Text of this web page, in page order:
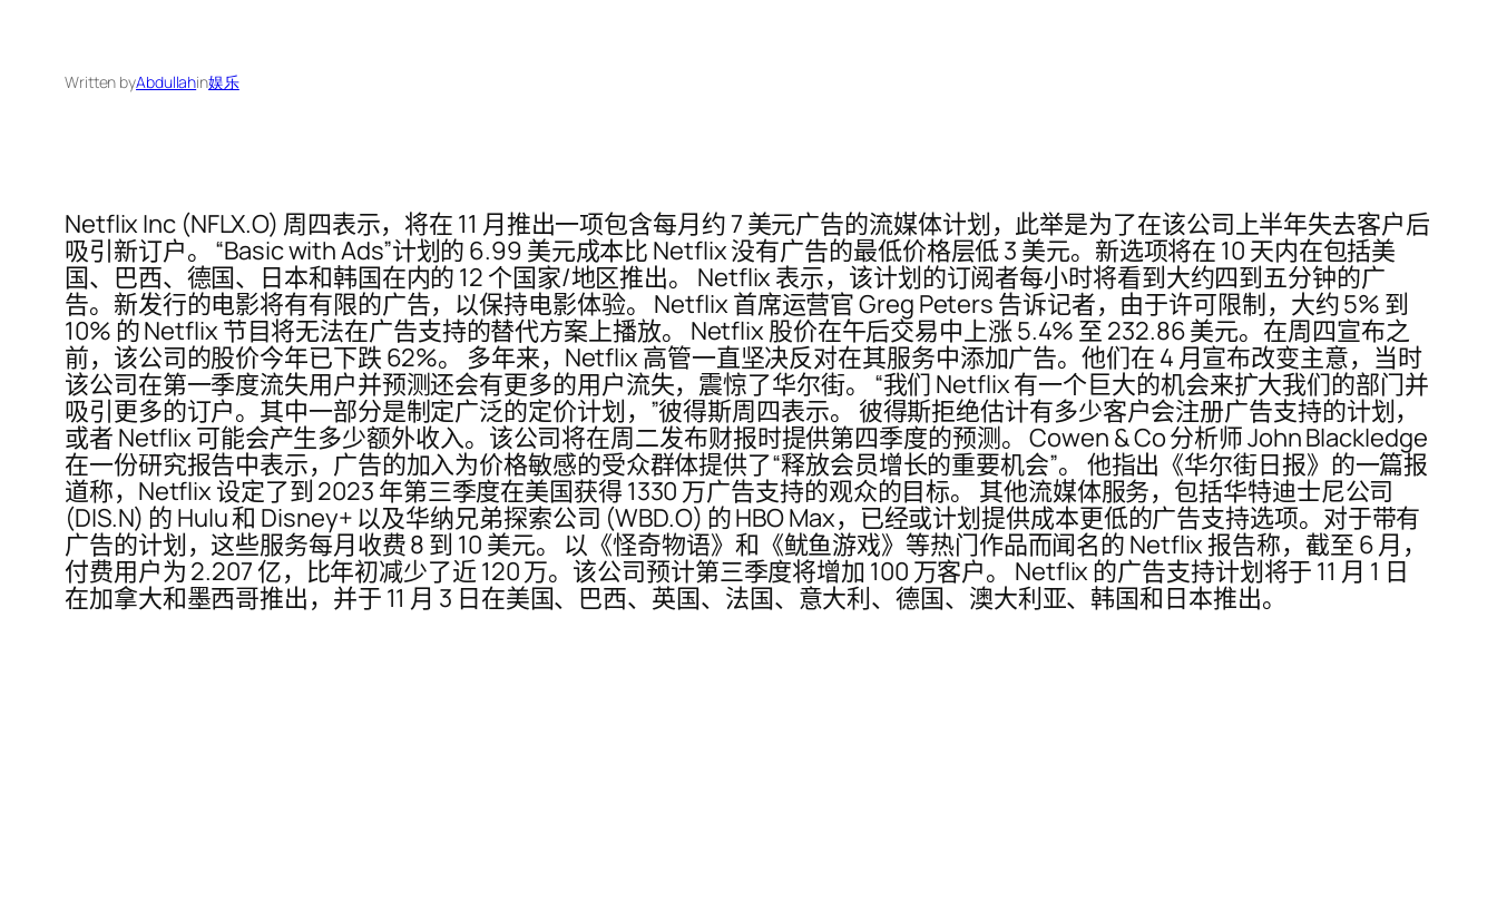
Written byAbdullahin娱乐
Netflix Inc (NFLX.O) 周四表示，将在 11 月推出一项包含每月约 7 美元广告的流媒体计划，此举是为了在该公司上半年失去客户后
吸引新订户。 “Basic with Ads”计划的 6.99 美元成本比 Netflix 没有广告的最低价格层低 3 美元。新选项将在 10 天内在包括美
国、巴西、德国、日本和韩国在内的 12 个国家/地区推出。 Netflix 表示，该计划的订阅者每小时将看到大约四到五分钟的广
告。新发行的电影将有有限的广告，以保持电影体验。 Netflix 首席运营官 Greg Peters 告诉记者，由于许可限制，大约 5% 到
10% 的 Netflix 节目将无法在广告支持的替代方案上播放。 Netflix 股价在午后交易中上涨 5.4% 至 232.86 美元。在周四宣布之
前，该公司的股价今年已下跌 62%。 多年来，Netflix 高管一直坚决反对在其服务中添加广告。他们在 4 月宣布改变主意，当时
该公司在第一季度流失用户并预测还会有更多的用户流失，震惊了华尔街。 “我们 Netflix 有一个巨大的机会来扩大我们的部门并
吸引更多的订户。其中一部分是制定广泛的定价计划，”彼得斯周四表示。 彼得斯拒绝估计有多少客户会注册广告支持的计划，
或者 Netflix 可能会产生多少额外收入。该公司将在周二发布财报时提供第四季度的预测。 Cowen & Co 分析师 John Blackledge
在一份研究报告中表示，广告的加入为价格敏感的受众群体提供了“释放会员增长的重要机会”。 他指出《华尔街日报》的一篇报
道称，Netflix 设定了到 2023 年第三季度在美国获得 1330 万广告支持的观众的目标。 其他流媒体服务，包括华特迪士尼公司
(DIS.N) 的 Hulu 和 Disney+ 以及华纳兄弟探索公司 (WBD.O) 的 HBO Max，已经或计划提供成本更低的广告支持选项。对于带有
广告的计划，这些服务每月收费 8 到 10 美元。 以《怪奇物语》和《鱿鱼游戏》等热门作品而闻名的 Netflix 报告称，截至 6 月，
付费用户为 2.207 亿，比年初减少了近 120 万。该公司预计第三季度将增加 100 万客户。 Netflix 的广告支持计划将于 11 月 1 日
在加拿大和墨西哥推出，并于 11 月 3 日在美国、巴西、英国、法国、意大利、德国、澳大利亚、韩国和日本推出。